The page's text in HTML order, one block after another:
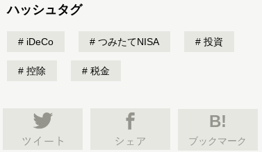
ハッシュタグ
iDeCo つみたてNISA 投資
控除 税金
B!
ブックマーク